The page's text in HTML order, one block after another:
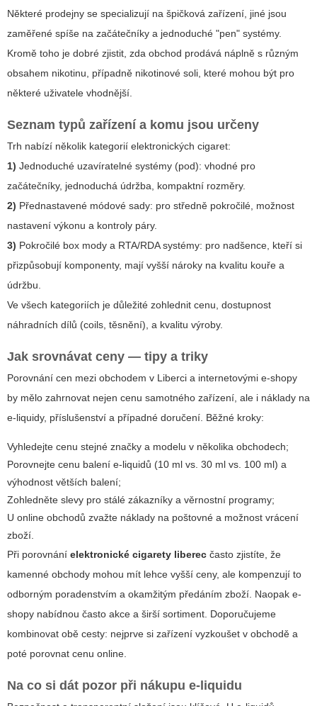
Některé prodejny se specializují na špičková zařízení, jiné jsou
zaměřené spíše na začátečníky a jednoduché "pen" systémy.
Kromě toho je dobré zjistit, zda obchod prodává náplně s různým
obsahem nikotinu, případně nikotinové soli, které mohou být pro
některé uživatele vhodnější.
Seznam typů zařízení a komu jsou určeny
Trh nabízí několik kategorií elektronických cigaret:
1) Jednoduché uzavíratelné systémy (pod): vhodné pro
začátečníky, jednoduchá údržba, kompaktní rozměry.
2) Přednastavené módové sady: pro středně pokročilé, možnost
nastavení výkonu a kontroly páry.
3) Pokročilé box mody a RTA/RDA systémy: pro nadšence, kteří si
přizpůsobují komponenty, mají vyšší nároky na kvalitu kouře a
údržbu.
Ve všech kategoriích je důležité zohlednit cenu, dostupnost
náhradních dílů (coils, těsnění), a kvalitu výroby.
Jak srovnávat ceny — tipy a triky
Porovnání cen mezi obchodem v Liberci a internetovými e-shopy
by mělo zahrnovat nejen cenu samotného zařízení, ale i náklady na
e-liquidy, příslušenství a případné doručení. Běžné kroky:
Vyhledejte cenu stejné značky a modelu v několika obchodech;
Porovnejte cenu balení e-liquidů (10 ml vs. 30 ml vs. 100 ml) a
výhodnost větších balení;
Zohledněte slevy pro stálé zákazníky a věrnostní programy;
U online obchodů zvažte náklady na poštovné a možnost vrácení
zboží.
Při porovnání elektronické cigarety liberec často zjistíte, že
kamenné obchody mohou mít lehce vyšší ceny, ale kompenzují to
odborným poradenstvím a okamžitým předáním zboží. Naopak e-
shopy nabídnou často akce a širší sortiment. Doporučujeme
kombinovat obě cesty: nejprve si zařízení vyzkoušet v obchodě a
poté porovnat cenu online.
Na co si dát pozor při nákupu e-liquidu